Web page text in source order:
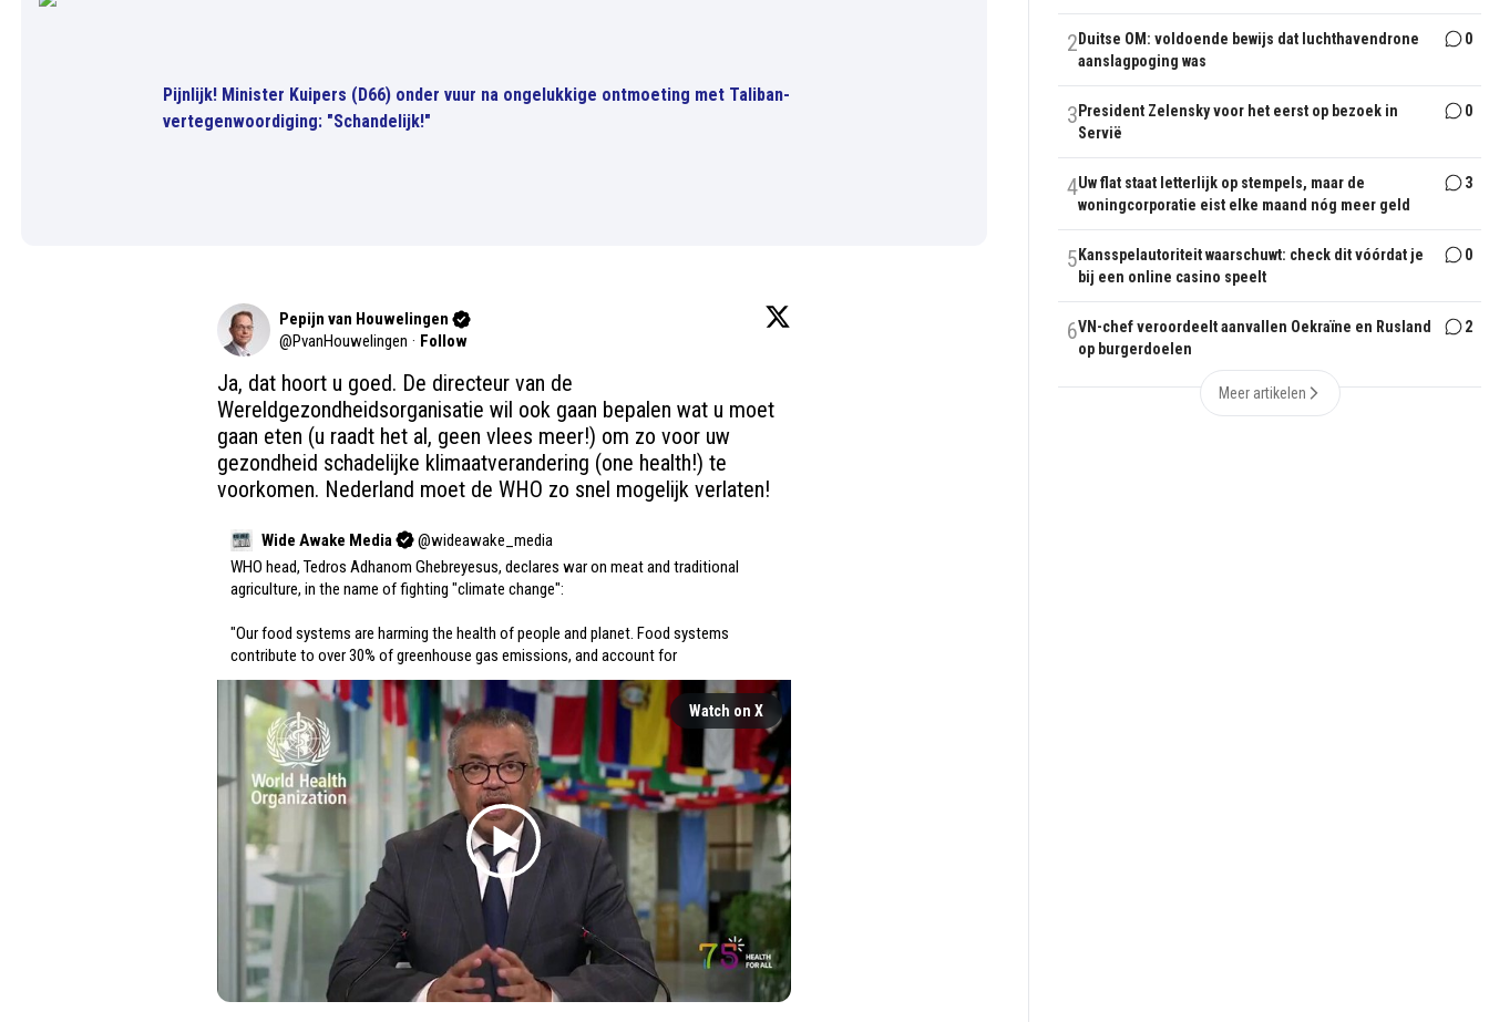
Pijnlijk! Minister Kuipers (D66) onder vuur na ongelukkige ontmoeting met Taliban-
vertegenwoordiging: "Schandelijk!"
Pepijn van Houwelingen
@PvanHouwelingen · Follow
Ja, dat hoort u goed. De directeur van de
Wereldgezondheidsorganisatie wil ook gaan bepalen wat u moet
gaan eten (u raadt het al, geen vlees meer!) om zo voor uw
gezondheid schadelijke klimaatverandering (one health!) te
voorkomen. Nederland moet de WHO zo snel mogelijk verlaten!
Wide Awake Media @wideawake_media
WHO head, Tedros Adhanom Ghebreyesus, declares war on meat and traditional
agriculture, in the name of fighting "climate change":
"Our food systems are harming the health of people and planet. Food systems
contribute to over 30% of greenhouse gas emissions, and account for
Watch on X
2 Duitse OM: voldoende bewijs dat luchthavendrone
aanslagpoging was
0
3 President Zelensky voor het eerst op bezoek in
Servië
0
4Uw flat staat letterlijk op stempels, maar de
woningcorporatie eist elke maand nóg meer geld
3
5 Kansspelautoriteit waarschuwt: check dit vóórdat je
bij een online casino speelt
0
6VN-chef veroordeelt aanvallen Oekraïne en Rusland
op burgerdoelen
2
Meer artikelen